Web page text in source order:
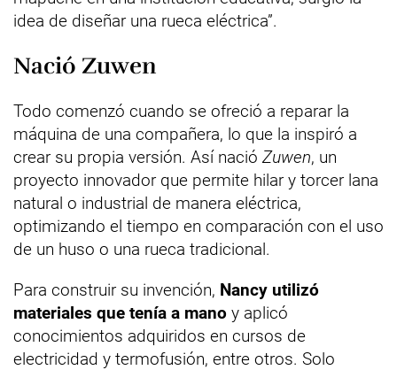
idea de diseñar una rueca eléctrica”.
Nació Zuwen
Todo comenzó cuando se ofreció a reparar la
máquina de una compañera, lo que la inspiró a
crear su propia versión. Así nació Zuwen, un
proyecto innovador que permite hilar y torcer lana
natural o industrial de manera eléctrica,
optimizando el tiempo en comparación con el uso
de un huso o una rueca tradicional.
Para construir su invención, Nancy utilizó
materiales que tenía a mano y aplicó
conocimientos adquiridos en cursos de
electricidad y termofusión, entre otros. Solo